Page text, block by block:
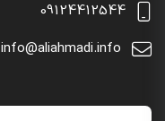
09124412544
info@aliahmadi.info